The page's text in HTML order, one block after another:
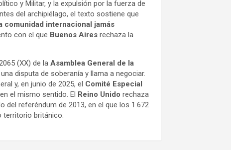
y Militar, y la expulsión por la fuerza de
del archipiélago, el texto sostiene que
comunidad internacional jamás
con el que Buenos Aires rechaza la
(XX) de la Asamblea General de la
disputa de soberanía y llama a negociar.
y, en junio de 2025, el Comité Especial
el mismo sentido. El Reino Unido rechaza
del referéndum de 2013, en el que los 1.672
territorio británico.